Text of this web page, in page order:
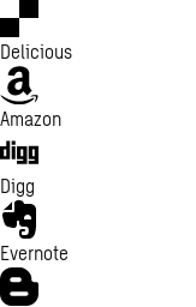
Delicious
Amazon
Digg
Evernote